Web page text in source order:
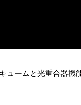
ュームと光重合器機